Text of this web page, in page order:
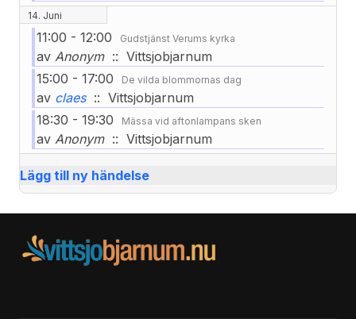
14. Juni
11:00 - 12:00 Gudstjänst Verums kyrka
av Anonym:: Vittsjobjarnum
15:00 - 17:00
De vilda blommornas dag
av claes:: Vittsjobjarnum
18:30 - 19:30
Mässa vid aftonlampans sken
av Anonym:: Vittsjobjarnum
Lägg till ny händelse